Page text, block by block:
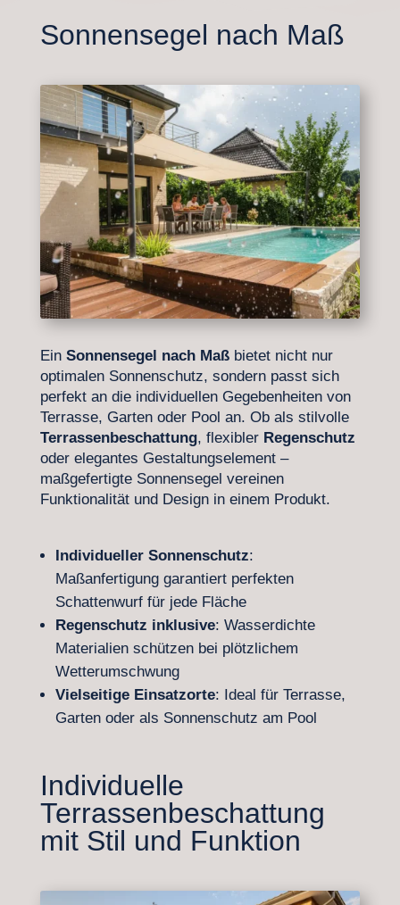
Sonnensegel nach Maß
Ein Sonnensegel nach Maßbietet nicht nur
optimalen Sonnenschutz, sondern passt sich
perfekt an die individuellen Gegebenheiten von
Terrasse, Garten oder Pool an. Ob als stilvolle
Terrassenbeschattung, flexibler Regenschutz
oder elegantes Gestaltungselement –
maßgefertigte Sonnensegel vereinen
Funktionalität und Design in einem Produkt.
Individueller Sonnenschutz:
Maßanfertigung garantiert perfekten
Schattenwurf für jede Fläche
Regenschutz inklusive: Wasserdichte
Materialien schützen bei plötzlichem
Wetterumschwung
Vielseitige Einsatzorte: Ideal für Terrasse,
Garten oder als Sonnenschutz am Pool
Individuelle
Terrassenbeschattung
mit Stil und Funktion